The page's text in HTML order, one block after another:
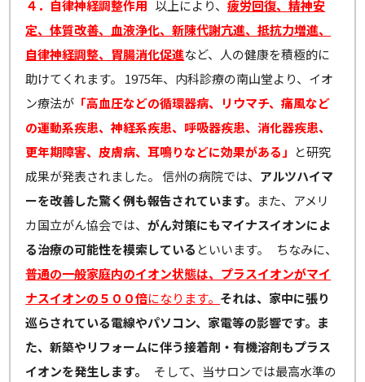
４．自律神経調整作用 以上により、疲労回復、精神安
定、体質改善、血液浄化、新陳代謝亢進、抵抗力増進、
自律神経調整、胃腸消化促進など、人の健康を積極的に
助けてくれます。 1975年、内科診療の南山堂より、イオ
ン療法が 「高血圧などの循環器病、リウマチ、痛風など
の運動系疾患、神経系疾患、呼吸器疾患、消化器疾患、
更年期障害、皮膚病、耳鳴りなどに効果がある」 と研究
成果が発表されました。 信州の病院では、 アルツハイマ
ーを改善した驚く例も報告されています。 また、アメリ
カ国立がん協会では、がん対策にもマイナスイオンによ
る治療の可能性を模索している といいます。 ちなみに、
普通の一般家庭内のイオン状態は、プラスイオンがマイ
ナスイオンの５００倍になります。 それは、家中に張り
巡らされている電線やパソコン、家電等の影響です。ま
た、新築やリフォームに伴う接着剤・有機溶剤もプラス
イオンを発生します。
そして、当サロンでは最高水準の